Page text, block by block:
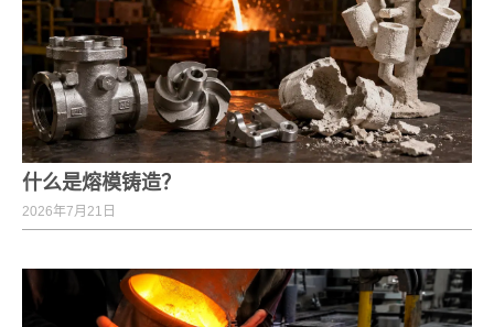
什么是熔模铸造？
2026年7月21日